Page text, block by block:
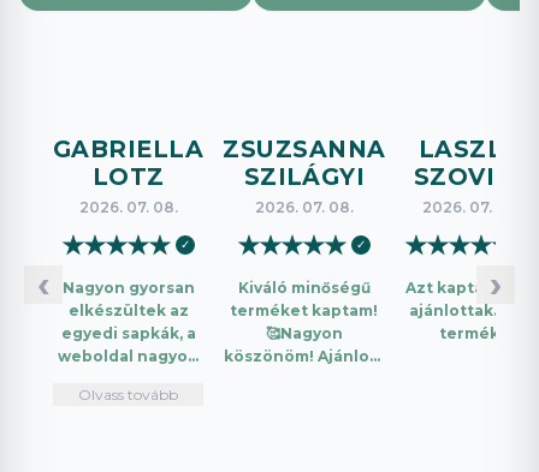
‹
GABRIELLA
LOTZ
2026. 07. 08.
★★★★★ ✓
Nagyon gyorsan
elkészültek az
egyedi sapkák, a
weboldal nagyon
használni.
Olvass tovább
ZSUZSANNA
SZILÁGYI
2026. 07. 08.
★★★★★ ✓
Kiváló minőségű
terméket kaptam!
🥰Nagyon
köszönöm! Ajánlom
LASZLO
SZOVICS
2026. 07. 08.
★★★★★
Azt kaptam amit
ajánlottak. Jó a
termék.
›